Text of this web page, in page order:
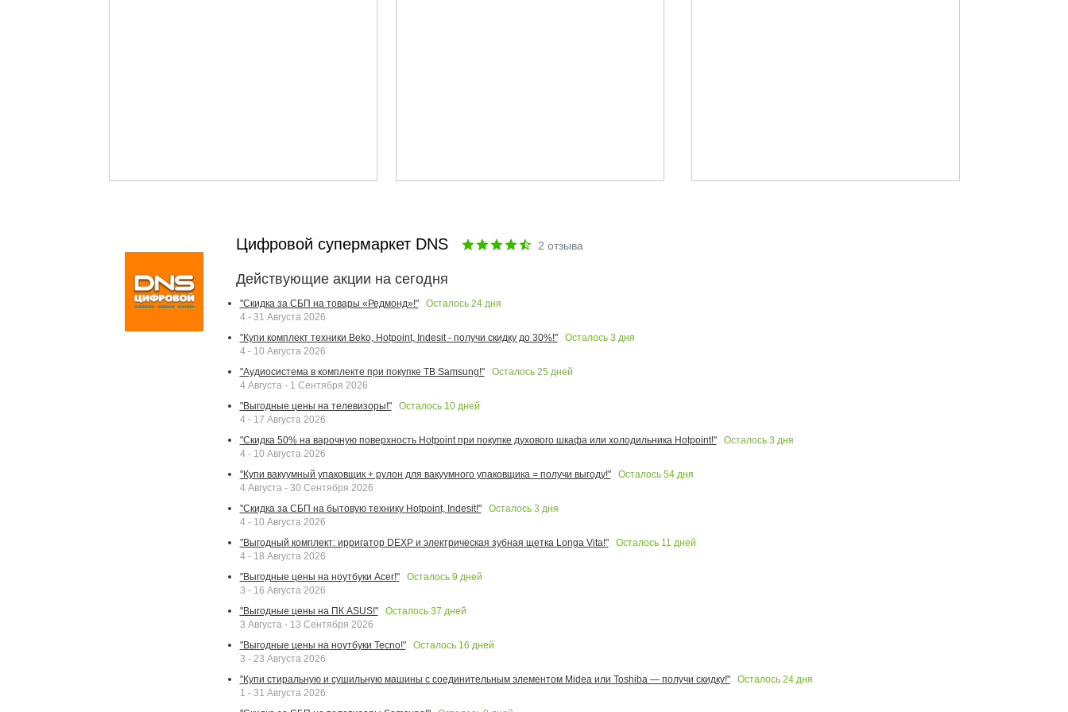
Цифровой супермаркет DNS 2 отзыва
Действующие акции на сегодня
"Скидка за СБП на товары «Редмонд»!" Осталось 24дня
4 - 31 Августа 2026
"Купи комплект техники Beko, Hotpoint, Indesit - получи скидку до 30%!"
Осталось 3 дня
4 - 10 Августа 2026
"Аудиосистема в комплекте при покупке ТВ Samsung!"
Осталось 25 дней
4 Августа - 1 Сентября 2026
"Выгодные цены на телевизоры!"
Осталось 10дней
4 - 17 Августа 2026
"Скидка 50% на варочную поверхность Hotpoint при покупке духового шкафа или холодильника Hotpoint!"
Осталось 3 дня
4 - 10 Августа 2026
"Купи вакуумный упаковщик + рулон для вакуумного упаковщика = получи выгоду!"
Осталось 54дня
4 Августа - 30 Сентября 2026
"Скидка за СБП на бытовую технику Hotpoint, Indesit!"
Осталось 3 дня
4 - 10 Августа 2026
"Выгодный комплект: ирригатор DEXP и электрическая зубная щетка Longa Vita!"
Осталось 11 дней
4 - 18 Августа 2026
"Выгодные цены на ноутбуки Acer!"
Осталось 9 дней
3 - 16 Августа 2026
"Выгодные цены на ПК ASUS!"
Осталось 37 дней
3 Августа - 13 Сентября 2026
"Выгодные цены на ноутбуки Tecno!"
Осталось 16 дней
3 - 23 Августа 2026
"Купи стиральную и сушильную машины с соединительным элементом Midea или Toshiba — получи скидку!"
Осталось 24дня
1 - 31 Августа 2026